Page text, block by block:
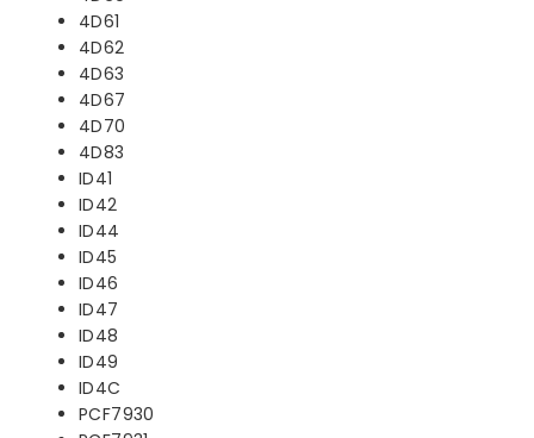
4D61
4D62
4D63
4D67
4D70
4D83
ID41
ID42
ID44
ID45
ID46
ID47
ID48
ID49
ID4C
PCF7930